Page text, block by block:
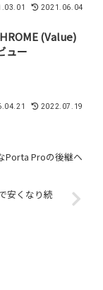
2021.06.04
(Value)
ュー
2022.07.19
Porta Proの後継ヘ
安くなり続